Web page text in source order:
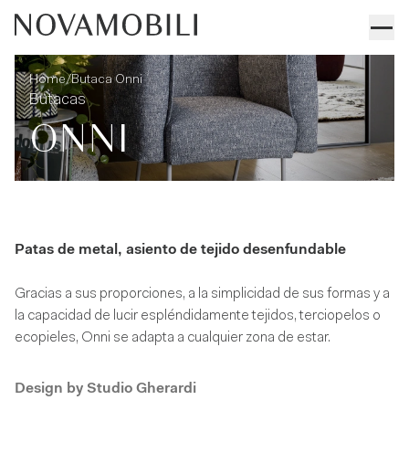
Butaca Onni
Home/Butaca Onni
Butacas
ONNI
Patas de metal, asiento de tejido desenfundable
Gracias a sus proporciones, a la simplicidad de sus formas y a
la capacidad de lucir espléndidamente tejidos, terciopelos o
ecopieles, Onni se adapta a cualquier zona de estar.
Design by Studio Gherardi